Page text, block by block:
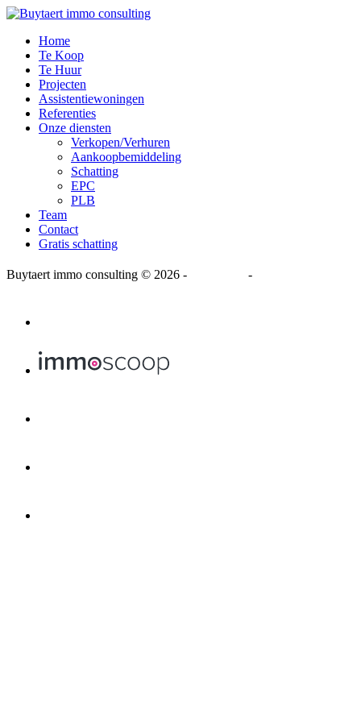
Home
Te Koop
Te Huur
Projecten
Assistentiewoningen
Referenties
Onze diensten
Verkopen/Verhuren
Aankoopbemiddeling
Schatting
EPC
PLB
Team
Contact
Gratis schatting
Buytaert immo consulting © 2026 - -